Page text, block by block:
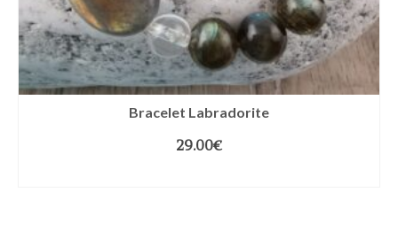
Bracelet Labradorite
29.00€